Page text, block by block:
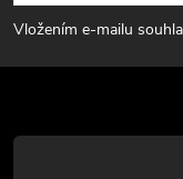
p
a
t
Vložením e-mailu